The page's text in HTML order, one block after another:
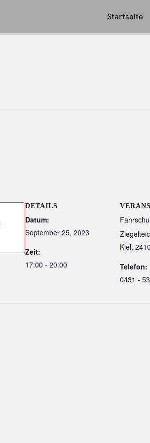
Startseite
DETAILS
Datum:
September 25, 2023
Zeit:
17:00 - 20:00
Kiel,
Telefon:
0431 -